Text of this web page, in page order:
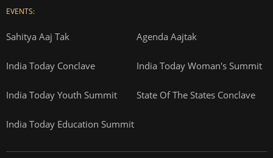
EVENTS:
Sahitya Aaj Tak Agenda Aajtak
India Today Conclave India Today Woman's Summit
India Today Youth Summit State Of The States Conclave
India Today Education Summit